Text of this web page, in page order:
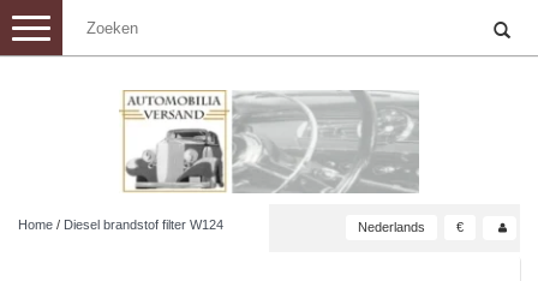
Toggle
navigation
Home / Diesel brandstof filter W124 Nederlands €